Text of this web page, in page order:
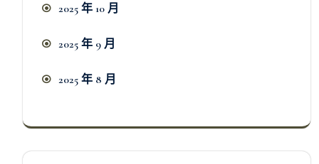
2025 年 10 月
2025 年 9 月
2025 年 8 月